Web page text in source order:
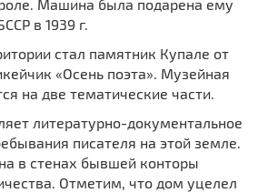
Машина была подарена ему
в 1939 г.
стал памятник Купале от
«Осень поэта». Музейная
на две тематические части.
литературно-документальное
писателя на этой земле.
в стенах бывшей конторы
Отметим, что дом уцелел